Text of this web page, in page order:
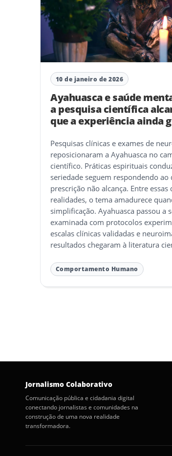
10 de janeiro de 2026
Ayahuasca e saúde
a pesquisa científica
que a experiência ainda
Pesquisas clínicas e exames de
reposicionaram a Ayahuasca no
científico. Práticas espirituais
seriedade seguem respondendo ao
prescrição não alcança. Entre essas
realidades, o tema amadurece
simplificação. Ayahuasca passou a
examinada com protocolos
escalas clínicas validadas e
resultados chegaram à literatura
Comportamento Humano
Jornalismo Colaborativo
Comunicação pública e cidadania digital
conectando jornalistas e comunidades na
construção de uma nova realidade
transformadora.